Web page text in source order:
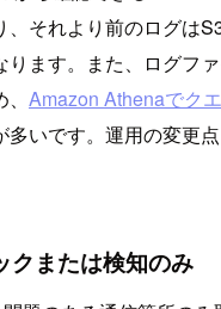
、それより前のログは
ります。また、ログフ
Amazon Athenaでク
多いです。運用の変更
クまたは検知のみ